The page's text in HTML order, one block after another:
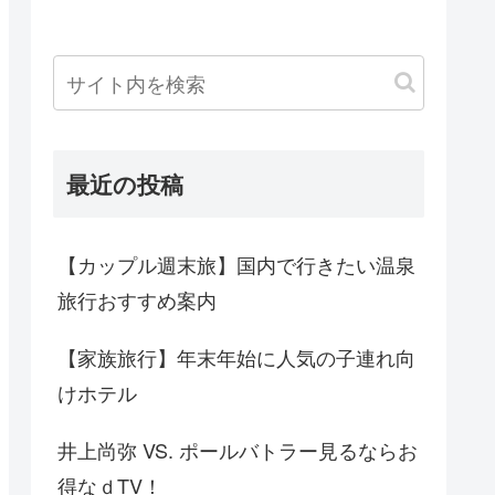
最近の投稿
【カップル週末旅】国内で行きたい温泉
旅行おすすめ案内
【家族旅行】年末年始に人気の子連れ向
けホテル
井上尚弥 VS. ポールバトラー見るならお
得なｄTV！